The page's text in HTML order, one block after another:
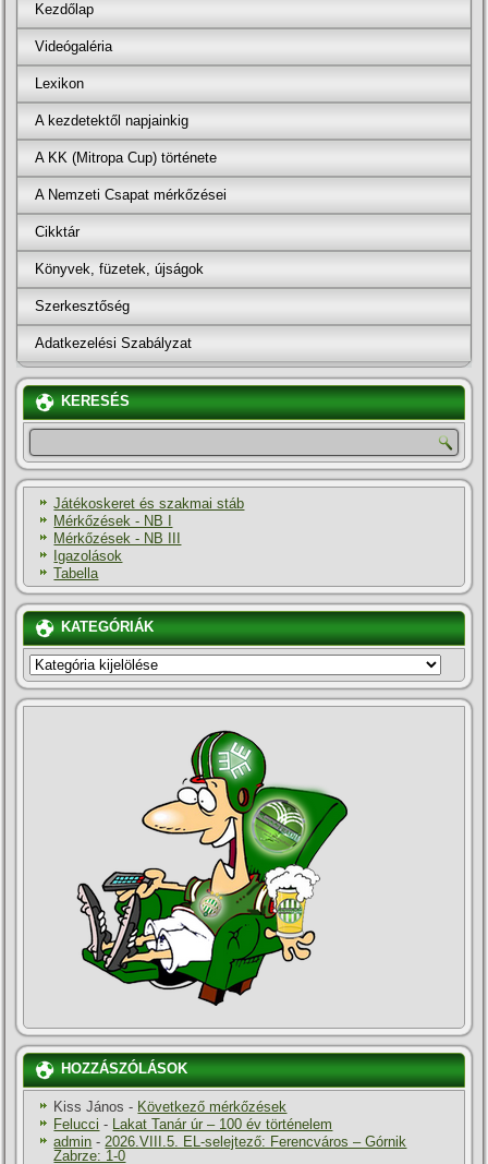
Kezdőlap
Videógaléria
Lexikon
A kezdetektől napjainkig
A KK (Mitropa Cup) története
A Nemzeti Csapat mérkőzései
Cikktár
Könyvek, füzetek, újságok
Szerkesztőség
Adatkezelési Szabályzat
KERESÉS
Játékoskeret és szakmai stáb
Mérkőzések - NB I
Mérkőzések - NB III
Igazolások
Tabella
KATEGÓRIÁK
KATEGÓRIÁK
HOZZÁSZÓLÁSOK
Kiss János - Következő mérkőzések
Felucci - Lakat Tanár úr – 100 év történelem
admin -2026.VIII.5. EL-selejtező: Ferencváros – Górnik
Zabrze: 1-0